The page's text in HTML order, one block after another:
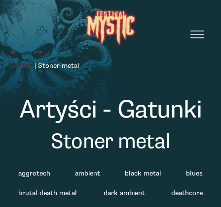
Home|Stoner metal
Artyści - Gatunki
Stoner metal
aggrotech ambient black metal blues
brutal death metal dark ambient deathcore